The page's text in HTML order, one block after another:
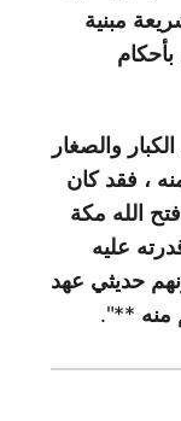
مبنية
بأحكام
الكبار والصغار
، فقد كان
فتح الله مكة
عليه
حديثي عهد
منه **".